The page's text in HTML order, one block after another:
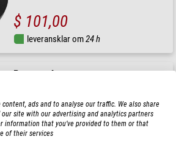
$ 101,00
leveransklar om24 h
PegasusAstro
ads and to analyse our traffic. We also share
site with our advertising and analytics partners
information that you’ve provided to them or that
of their services